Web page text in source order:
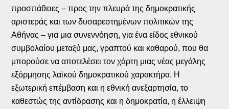
προσπάθειες – προς την πλευρά της δημοκρατικής
αριστεράς και των δυσαρεστημένων πολιτικών της
Αθήνας – για μια συνεννόηση, για ένα είδος εθνικού
συμβολαίου μεταξύ μας, γραπτού και καθαρού, που θα
μπορούσε να αποτελέσει τον χάρτη μιας νέας μεγάλης
εξόρμησης λαϊκού δημοκρατικού χαρακτήρα. Η
εξωτερική επέμβαση και η εθνική ανεξαρτησία, το
καθεστώς της αντίδρασης και η δημοκρατία, η έλλειψη